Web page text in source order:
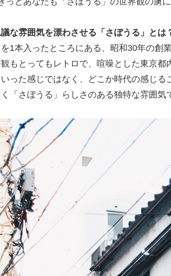
議な雰囲気を漂わさせる「さぼうる」とは
1本入ったところにある、昭和30年の創
もとってもレトロで、喧噪とした東京
った感じではなく、どこか時代の感じ
「さぼうる」らしさのある独特な雰囲気